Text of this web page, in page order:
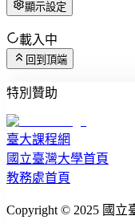
顯示設定
載入中
回到頂端
特別贊助
臺大課程網
國立臺灣大學首頁
教務處首頁
Copyright © 2025 國立